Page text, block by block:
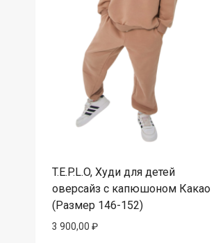
T.E.P.L.O, Худи для детей
оверсайз с капюшоном Какао
(Размер 146-152)
3 900,00 ₽